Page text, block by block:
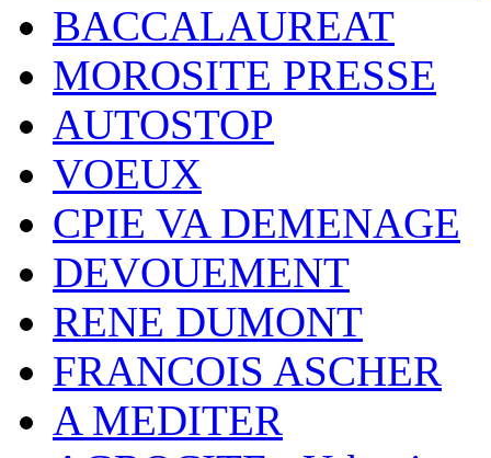
BACCALAUREAT
MOROSITE PRESSE
AUTOSTOP
VOEUX
CPIE VA DEMENAGE
DEVOUEMENT
RENE DUMONT
FRANCOIS ASCHER
A MEDITER